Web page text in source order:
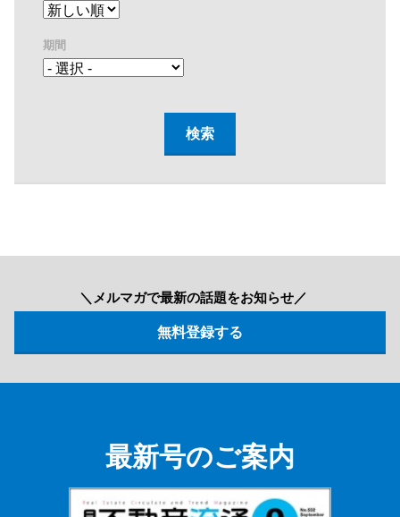
期間
＼メルマガで最新の話題をお知らせ／
最新号のご案内